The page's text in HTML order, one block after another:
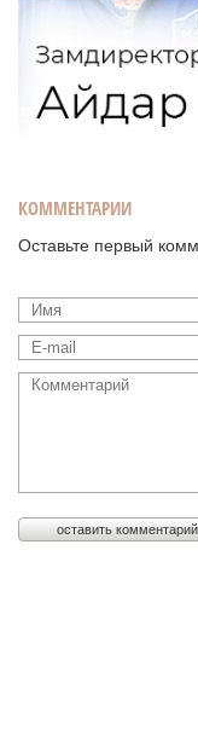
КОММЕНТАРИИ
Оставьте первый